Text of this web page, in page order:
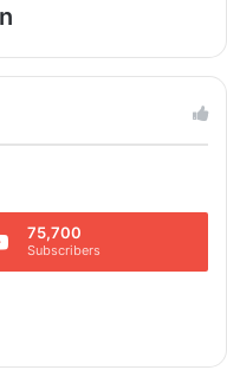
75,700
Subscribers